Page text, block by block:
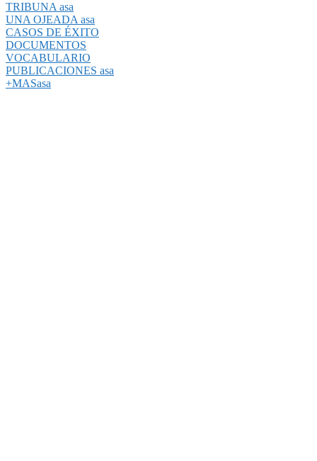
TRIBUNA asa
UNA OJEADA asa
CASOS DE ÉXITO
DOCUMENTOS
VOCABULARIO
PUBLICACIONES asa
+MASasa